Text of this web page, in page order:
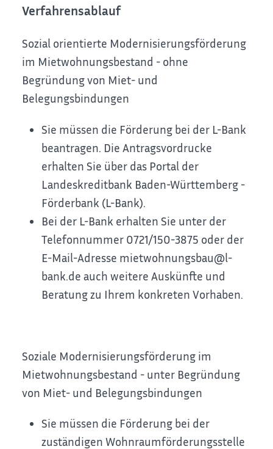
Verfahrensablauf
Sozial orientierte Modernisierungsförderung
im Mietwohnungsbestand - ohne
Begründung von Miet- und
Belegungsbindungen
Sie müssen die Förderung bei der L-Bank
beantragen. Die Antragsvordrucke
erhalten Sie über das Portal der
Landeskreditbank Baden-Württemberg -
Förderbank (L-Bank).
Bei der L-Bank erhalten Sie unter der
Telefonnummer 0721/150-3875 oder der
E-Mail-Adresse mietwohnungsbau@l-
bank.de auch weitere Auskünfte und
Beratung zu Ihrem konkreten Vorhaben.
Soziale Modernisierungsförderung im
Mietwohnungsbestand - unter Begründung
von Miet- und Belegungsbindungen
Sie müssen die Förderung bei der
zuständigen Wohnraumförderungsstelle